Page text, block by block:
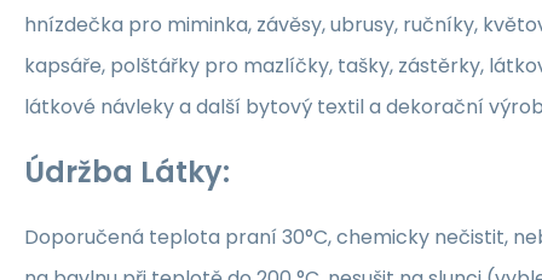
hnízdečka pro miminka, závěsy, ubrusy, ručníky,
kapsáře, polštářky pro mazlíčky, tašky, zástěrky,
látkové návleky a další bytový textil a dekorační
Údržba Látky:
Doporučená teplota praní 30°C, chemicky nečistit,